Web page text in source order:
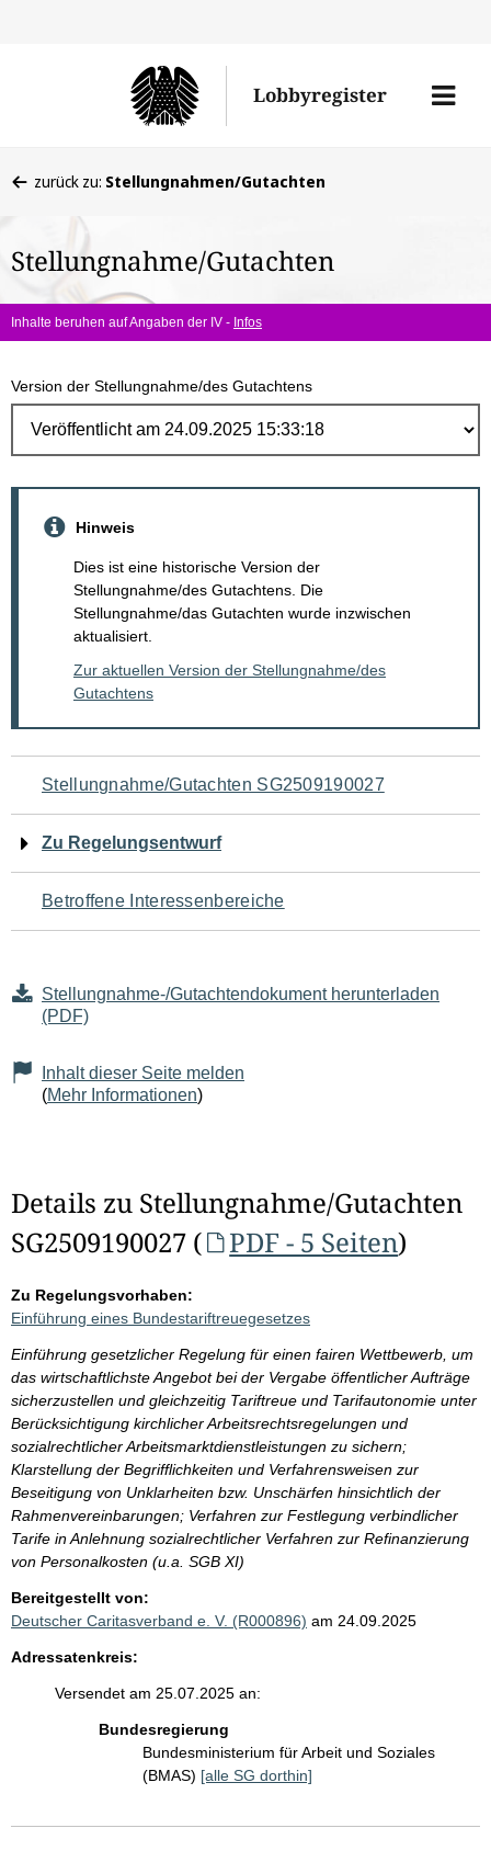
Lobbyregister
Menü
befinden
hier:
zurück zu: Stellungnahmen/Gutachten
Stellungnahme/Gutachten
Inhalte beruhen auf Angaben der IV - Infos
Version der Stellungnahme/des Gutachtens
Hinweis
Dies ist eine historische Version der
Stellungnahme/des Gutachtens. Die
Stellungnahme/das Gutachten wurde inzwischen
aktualisiert.
Zur aktuellen Version der Stellungnahme/des
Gutachtens
Navigation
für
den
Seiteninhalt
Stellungnahme/Gutachten SG2509190027
Zu Regelungsentwurf
Betroffene Interessenbereiche
Stellungnahme-/Gutachtendokument herunterladen
(PDF)
Inhalt dieser Seite melden
(Mehr Informationen)
Details zu Stellungnahme/Gutachten
SG2509190027 (
PDF - 5 Seiten)
Zu Regelungsvorhaben:
Einführung eines Bundestariftreuegesetzes
Einführung gesetzlicher Regelung für einen fairen Wettbewerb, um
das wirtschaftlichste Angebot bei der Vergabe öffentlicher Aufträge
sicherzustellen und gleichzeitig Tariftreue und Tarifautonomie unter
Berücksichtigung kirchlicher Arbeitsrechtsregelungen und
sozialrechtlicher Arbeitsmarktdienstleistungen zu sichern;
Klarstellung der Begrifflichkeiten und Verfahrensweisen zur
Beseitigung von Unklarheiten bzw. Unschärfen hinsichtlich der
Rahmenvereinbarungen; Verfahren zur Festlegung verbindlicher
Tarife in Anlehnung sozialrechtlicher Verfahren zur Refinanzierung
von Personalkosten (u.a. SGB XI)
Bereitgestellt von:
Deutscher Caritasverband e. V. (R000896) am 24.09.2025
Adressatenkreis:
Versendet am 25.07.2025 an:
Bundesregierung
Bundesministerium für Arbeit und Soziales
(BMAS) [alle SG dorthin]